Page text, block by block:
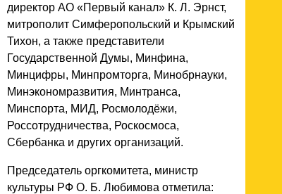
директор АО «Первый канал» К. Л. Эрнст,
митрополит Симферопольский и Крымский
Тихон, а также представители
Государственной Думы, Минфина,
Минцифры, Минпромторга, Минобрнауки,
Минэкономразвития, Минтранса,
Минспорта, МИД, Росмолодёжи,
Россотрудничества, Роскосмоса,
Сбербанка и других организаций.
Председатель оргкомитета, министр
культуры РФ О. Б. Любимова отметила: